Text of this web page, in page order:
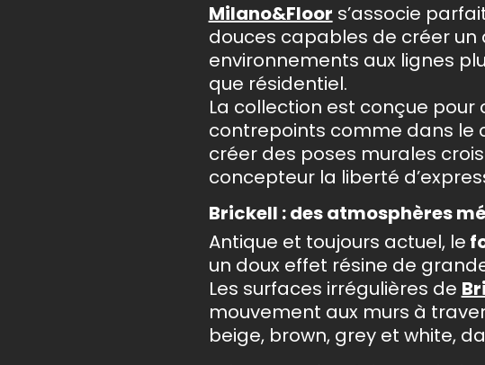
Milano&Floor s’associe
douces capables de créer
environnements aux lignes
que résidentiel.
La collection est conçue
contrepoints comme dans le
créer des poses murales
concepteur la liberté
Brickell : des atmosphères
Antique et toujours actuel, le
un doux effet résine de
Les surfaces irrégulières de
mouvement aux murs à
beige, brown, grey et white,